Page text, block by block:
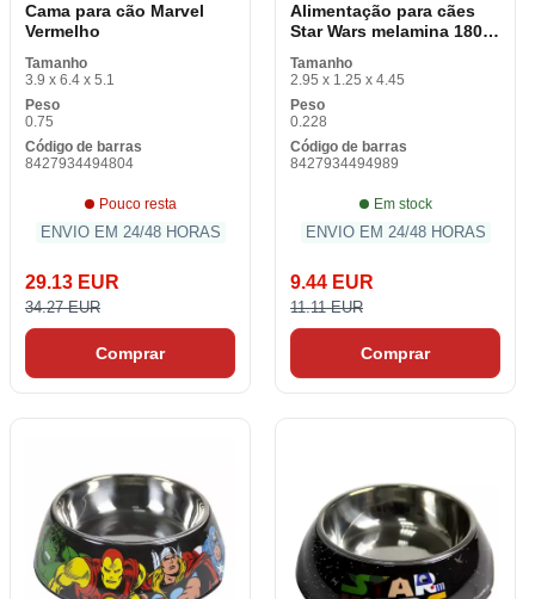
Cama para cão Marvel
Vermelho
Tamanho
3.9 x 6.4 x 5.1
Peso
0.75
Código de barras
8427934494804
Pouco resta
ENVIO EM 24/48 HORAS
29.13 EUR
34.27 EUR
Comprar
Alimentação para cães
Star Wars melamina 180
Tamanho
2.95 x 1.25 x 4.45
Peso
0.228
Código de barras
8427934494989
Em stock
ENVIO EM 24/48 HORAS
9.44 EUR
11.11 EUR
Comprar